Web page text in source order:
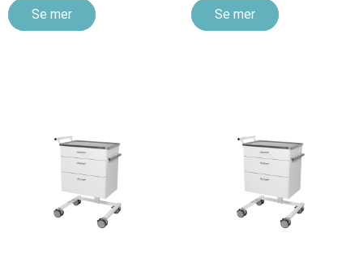
Se mer Se mer